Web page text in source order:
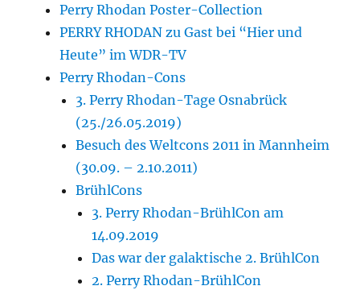
Perry Rhodan Poster-Collection
PERRY RHODAN zu Gast bei “Hier und
Heute” im WDR-TV
Perry Rhodan-Cons
3. Perry Rhodan-Tage Osnabrück
(25./26.05.2019)
Besuch des Weltcons 2011 in Mannheim
(30.09. – 2.10.2011)
BrühlCons
3. Perry Rhodan-BrühlCon am
14.09.2019
Das war der galaktische 2. BrühlCon
2. Perry Rhodan-BrühlCon